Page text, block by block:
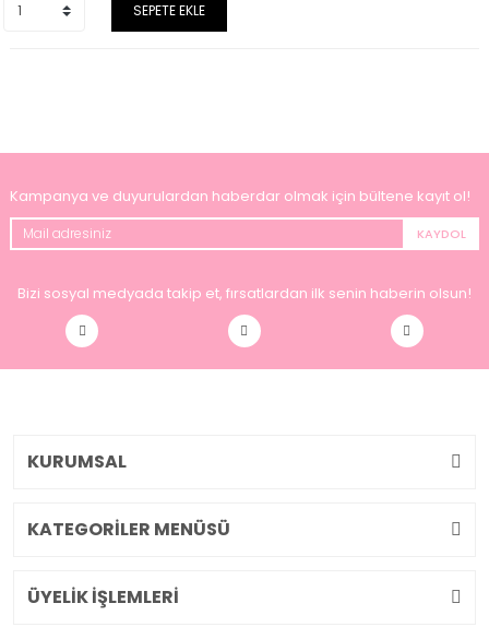
SEPETE EKLE
Kampanya ve duyurulardan haberdar olmak için bültene kayıt ol!
KAYDOL
Bizi sosyal medyada takip et, fırsatlardan ilk senin haberin olsun!
KURUMSAL
KATEGORİLER MENÜSÜ
ÜYELİK İŞLEMLERİ